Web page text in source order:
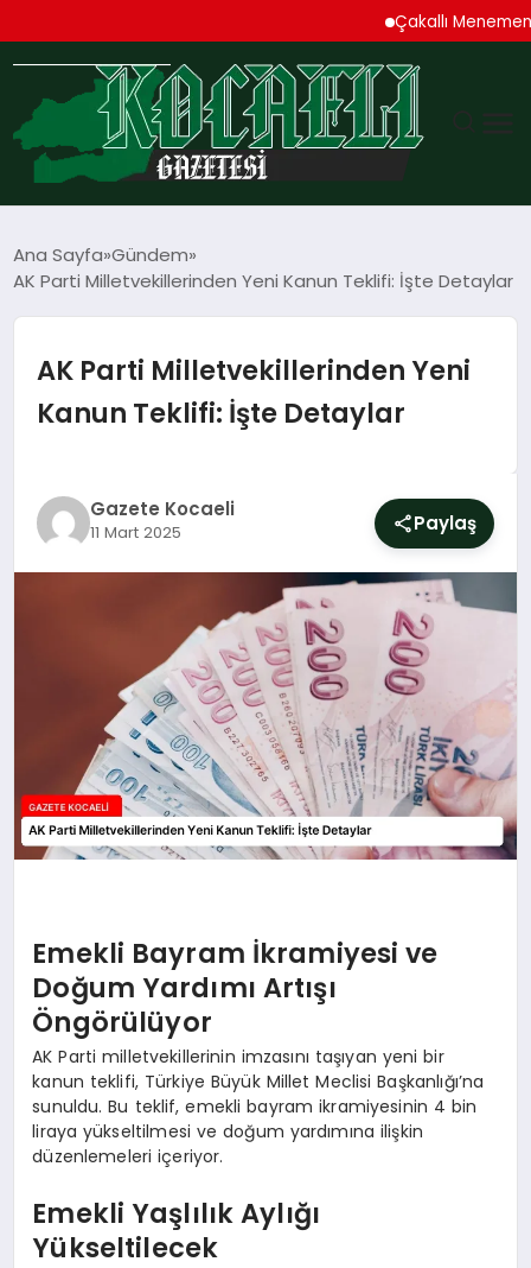
Çakallı Menemeni
EKONOMI
SPOR
SIYASET
EĞITIM
Ana Sayfa Gündem
AK Parti Milletvekillerinden Yeni Kanun Teklifi: İşte Detaylar
AK Parti Milletvekillerinden Yeni
Kanun Teklifi: İşte Detaylar
Gazete Kocaeli
11 Mart 2025 Paylaş
Emekli Bayram İkramiyesi ve
Doğum Yardımı Artışı
Öngörülüyor
AK Parti milletvekillerinin imzasını taşıyan yeni bir
kanun teklifi, Türkiye Büyük Millet Meclisi Başkanlığı’na
sunuldu. Bu teklif, emekli bayram ikramiyesinin 4 bin
liraya yükseltilmesi ve doğum yardımına ilişkin
düzenlemeleri içeriyor.
Emekli Yaşlılık Aylığı
Yükseltilecek